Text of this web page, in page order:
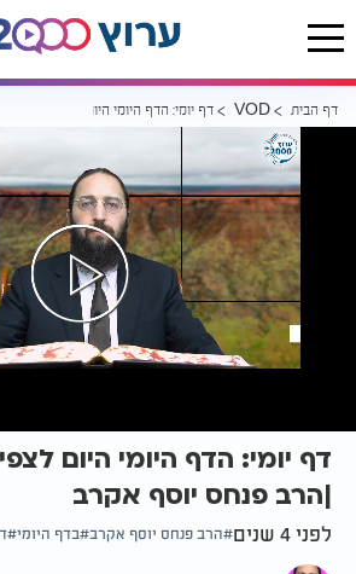
דף הבית VOD דף יומי: הדף היומי היום לצפיה -
דף יומי: הדף היומי היום
|הרב פנחס יוסף אקרב
לפני 4 שנים הרב פנחס יוסף אקרב בדף היומי